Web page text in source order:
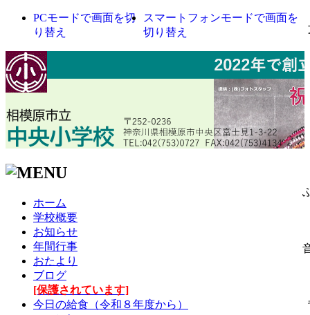
PCモードで画面を切
り替え
スマートフォンモードで画面を
切り替え
ホーム
学校概要
お知らせ
年間行事
おたより
ブログ
[保護されています]
今日の給食（令和８年度から）